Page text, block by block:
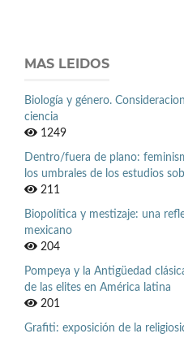
MAS LEIDOS
Biología y género.
ciencia
1249
Dentro/fuera de plano:
los umbrales de los estudios
211
Biopolítica y mestizaje: una
mexicano
204
Pompeya y la Antigüedad
de las elites en América latina
201
Grafiti: exposición de la